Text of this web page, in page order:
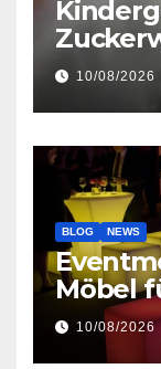
10/08/2026
BLOG NEWS
Möbel
10/08/2026